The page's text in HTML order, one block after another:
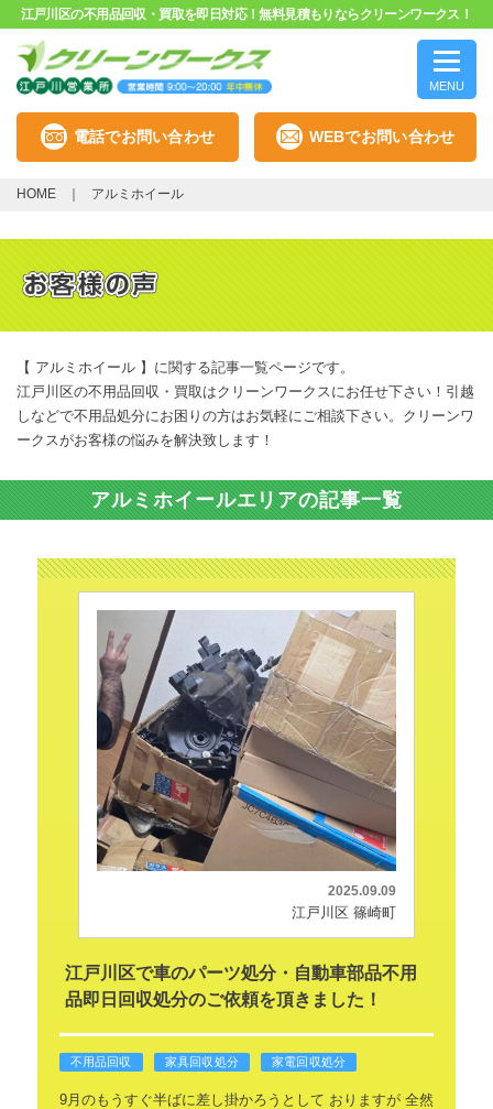
江戸川区の不用品回収・買取を即日対応！無料見積もりならクリーンワークス！
MENU
電話でお問い合わせ WEBでお問い合わせ
HOME アルミホイール
【 アルミホイール 】に関する記事一覧ページです。
江戸川区の不用品回収・買取はクリーンワークスにお任せ下さい！引越
しなどで不用品処分にお困りの方はお気軽にご相談下さい。クリーンワ
ークスがお客様の悩みを解決致します！
アルミホイールエリアの記事一覧
2025.09.09
江戸川区 篠崎町
江戸川区で車のパーツ処分・自動車部品不用
品即日回収処分のご依頼を頂きました！
不用品回収 家具回収処分 家電回収処分
9月のもうすぐ半ばに差し掛かろうとして おりますが 全然